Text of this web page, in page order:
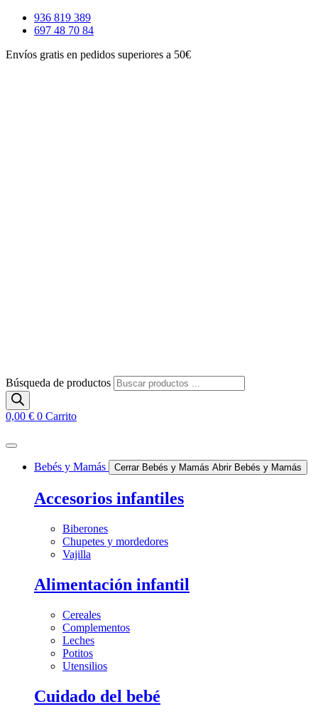
936 819 389
697 48 70 84
Envíos gratis en pedidos superiores a 50€
Búsqueda de productos
0,00 € 0 Carrito
Bebés y Mamás Cerrar Bebés y Mamás Abrir Bebés y Mamás
Accesorios infantiles
Biberones
Chupetes y mordedores
Vajilla
Alimentación infantil
Cereales
Complementos
Leches
Potitos
Utensilios
Cuidado del bebé